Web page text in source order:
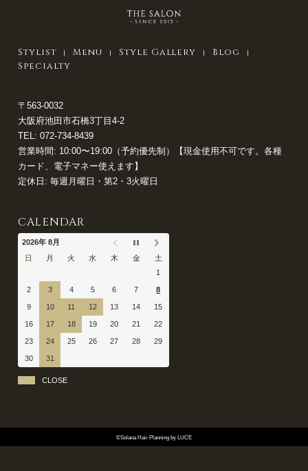
Stylist Menu Style Gallery
Blog
Specialty
〒563-0032
大阪府池田市石橋3丁目4-2
TEL: 072-734-8439
営業時間: 10:00〜19:00（予約優先制）【現金使用不可です。各種
カード、電子マネー使えます】
定休日: 毎週月曜日・第2・3火曜日
CALENDAR
2026年 8月
日
月 火 水 木 金
土
1
2 3 4 5 6 7 8
9 10 11 12 13 14 15
16 17 18 19 20 21 22
23 24 25 26 27 28 29
30 31
CLOSE
©Solana Hair Planning by LUCE